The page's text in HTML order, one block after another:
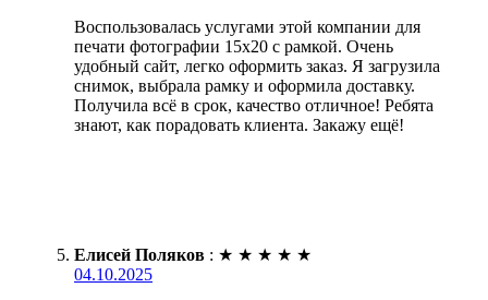
Воспользовалась услугами этой компании для
печати фотографии 15х20 с рамкой. Очень
удобный сайт, легко оформить заказ. Я загрузила
снимок, выбрала рамку и оформила доставку.
Получила всё в срок, качество отличное! Ребята
знают, как порадовать клиента. Закажу ещё!
Елисей Поляков : ★ ★ ★ ★ ★
04.10.2025